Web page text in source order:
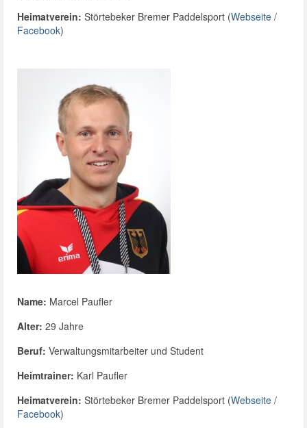
Heimatverein: Störtebeker Bremer Paddelsport (Webseite /
Facebook)
Name: Marcel Paufler
Alter: 29 Jahre
Beruf: Verwaltungsmitarbeiter und Student
Heimtrainer: Karl Paufler
Heimatverein: Störtebeker Bremer Paddelsport (Webseite /
Facebook)